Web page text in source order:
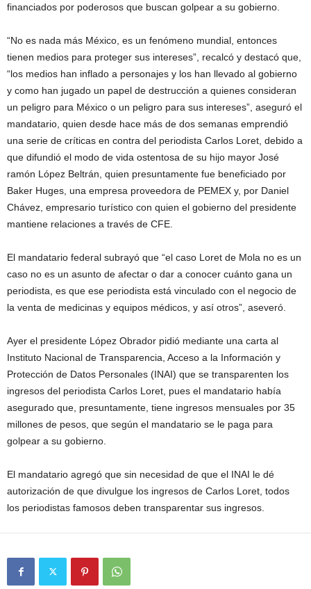
financiados por poderosos que buscan golpear a su gobierno.
“No es nada más México, es un fenómeno mundial, entonces
tienen medios para proteger sus intereses”, recalcó y destacó que,
“los medios han inflado a personajes y los han llevado al gobierno
y como han jugado un papel de destrucción a quienes consideran
un peligro para México o un peligro para sus intereses”, aseguró el
mandatario, quien desde hace más de dos semanas emprendió
una serie de críticas en contra del periodista Carlos Loret, debido a
que difundió el modo de vida ostentosa de su hijo mayor José
ramón López Beltrán, quien presuntamente fue beneficiado por
Baker Huges, una empresa proveedora de PEMEX y, por Daniel
Chávez, empresario turístico con quien el gobierno del presidente
mantiene relaciones a través de CFE.
El mandatario federal subrayó que “el caso Loret de Mola no es un
caso no es un asunto de afectar o dar a conocer cuánto gana un
periodista, es que ese periodista está vinculado con el negocio de
la venta de medicinas y equipos médicos, y así otros”, aseveró.
Ayer el presidente López Obrador pidió mediante una carta al
Instituto Nacional de Transparencia, Acceso a la Información y
Protección de Datos Personales (INAI) que se transparenten los
ingresos del periodista Carlos Loret, pues el mandatario había
asegurado que, presuntamente, tiene ingresos mensuales por 35
millones de pesos, que según el mandatario se le paga para
golpear a su gobierno.
El mandatario agregó que sin necesidad de que el INAI le dé
autorización de que divulgue los ingresos de Carlos Loret, todos
los periodistas famosos deben transparentar sus ingresos.